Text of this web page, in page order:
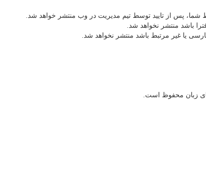
شما، پس از تایید توسط تیم مدیریت در وب منتشر خواهد شد.
باشد منتشر نخواهد شد.
یا غیر مرتبط باشد منتشر نخواهد شد.
زبان محفوظ است.